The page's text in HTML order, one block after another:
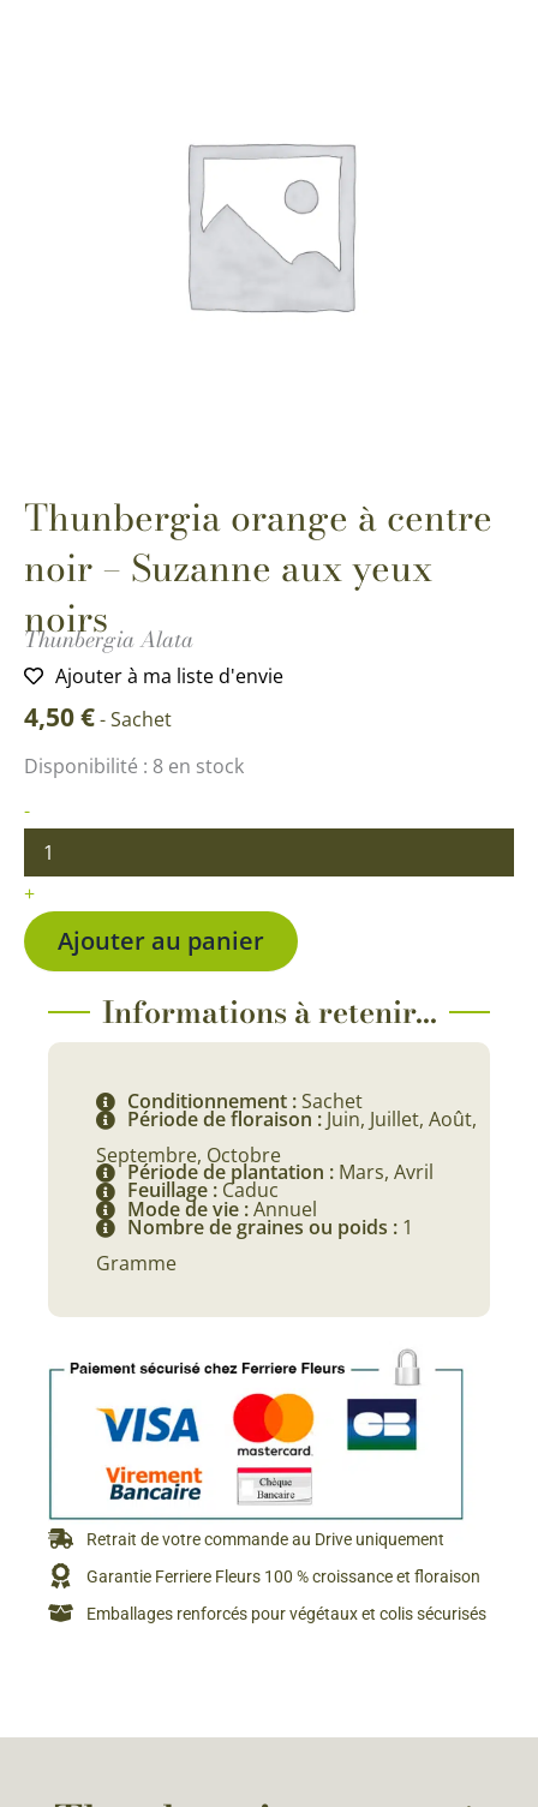
Thunbergia orange à centre
noir – Suzanne aux yeux
noirs
Thunbergia Alata
Ajouter à ma liste d'envie
4,50€-Sachet
Disponibilité : 8 en stock
-
quantité
Thunbergia
orange
centre
noir
-
Suzanne
aux
+
Ajouter au panier
Informations à retenir...
Conditionnement :Sachet
Période de floraison : Juin, Juillet, Août,
Septembre, Octobre
Période de plantation : Mars, Avril
Feuillage : Caduc
Mode de vie :Annuel
Nombre de graines ou poids : 1
Gramme
Retrait de votre commande au Drive uniquement
Garantie Ferriere Fleurs 100 % croissance et floraison
Emballages renforcés pour végétaux et colis sécurisés